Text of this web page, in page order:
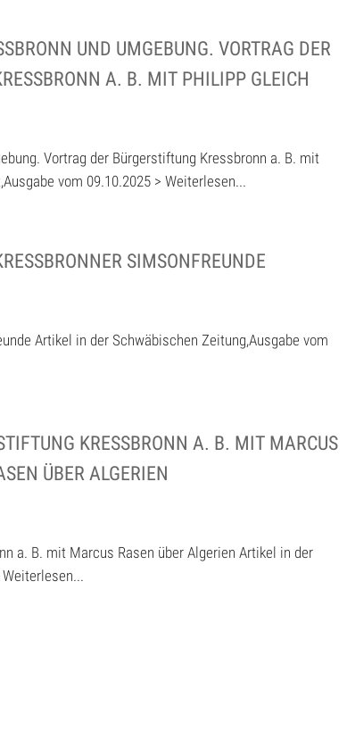
UND UMGEBUNG. VORTRAG DER
A. B. MIT PHILIPP GLEICH
Vortrag der Bürgerstiftung Kressbronn a. B. mit
vom 09.10.2025 > Weiterlesen...
SIMSONFREUNDE
Artikel in der Schwäbischen Zeitung,Ausgabe vom
KRESSBRONN A. B. MIT MARCUS
ÜBER ALGERIEN
a. B. mit Marcus Rasen über Algerien Artikel in der